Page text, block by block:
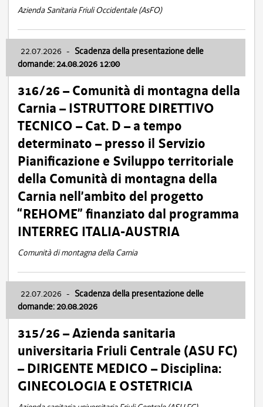
Azienda Sanitaria Friuli Occidentale (AsFO)
22.07.2026 - Scadenza della presentazione delle
domande: 24.08.2026 12:00
316/26 – Comunità di montagna della
Carnia – ISTRUTTORE DIRETTIVO
TECNICO – Cat. D – a tempo
determinato – presso il Servizio
Pianificazione e Sviluppo territoriale
della Comunità di montagna della
Carnia nell’ambito del progetto
“REHOME” finanziato dal programma
INTERREG ITALIA-AUSTRIA
Comunità di montagna della Carnia
22.07.2026 - Scadenza della presentazione delle
domande: 20.08.2026
315/26 – Azienda sanitaria
universitaria Friuli Centrale (ASU FC)
– DIRIGENTE MEDICO – Disciplina:
GINECOLOGIA E OSTETRICIA